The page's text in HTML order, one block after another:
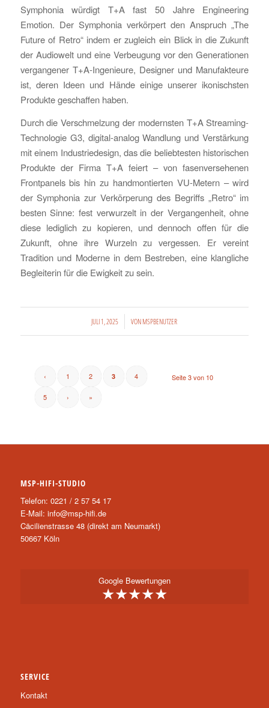
Symphonia würdigt T+A fast 50 Jahre Engineering
Emotion. Der Symphonia verkörpert den Anspruch „The
Future of Retro“ indem er zugleich ein Blick in die Zukunft
der Audiowelt und eine Verbeugung vor den Generationen
vergangener T+A-Ingenieure, Designer und Manufakteure
ist, deren Ideen und Hände einige unserer ikonischsten
Produkte geschaffen haben.
Durch die Verschmelzung der modernsten T+A Streaming-
Technologie G3, digital-analog Wandlung und Verstärkung
mit einem Industriedesign, das die beliebtesten historischen
Produkte der Firma T+A feiert – von fasenversehenen
Frontpanels bis hin zu handmontierten VU-Metern – wird
der Symphonia zur Verkörperung des Begriffs „Retro“ im
besten Sinne: fest verwurzelt in der Vergangenheit, ohne
diese lediglich zu kopieren, und dennoch offen für die
Zukunft, ohne ihre Wurzeln zu vergessen. Er vereint
Tradition und Moderne in dem Bestreben, eine klangliche
Begleiterin für die Ewigkeit zu sein.
JULI 1, 2025 VONMSPBENUTZER
Seite 3 von 10
‹ 1 2 3 4
5 › »
MSP-HIFI-STUDIO
Telefon: 0221 / 2 57 54 17
E-Mail: info@msp-hifi.de
Cäcilienstrasse 48 (direkt am Neumarkt)
50667 Köln
Google Bewertungen
★★★★★
SERVICE
Kontakt